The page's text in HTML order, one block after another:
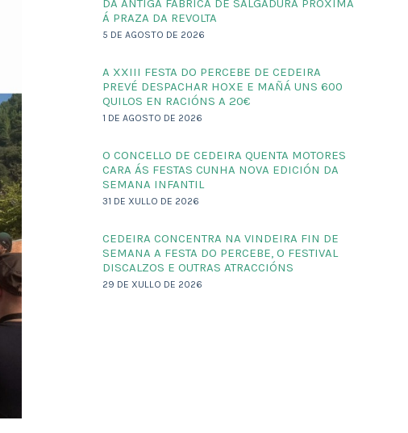
DA ANTIGA FÁBRICA DE SALGADURA PRÓXIMA
Á PRAZA DA REVOLTA
5 DE AGOSTO DE 2026
A XXIII FESTA DO PERCEBE DE CEDEIRA
PREVÉ DESPACHAR HOXE E MAÑÁ UNS 600
QUILOS EN RACIÓNS A 20€
1 DE AGOSTO DE 2026
O CONCELLO DE CEDEIRA QUENTA MOTORES
CARA ÁS FESTAS CUNHA NOVA EDICIÓN DA
SEMANA INFANTIL
31 DE XULLO DE 2026
CEDEIRA CONCENTRA NA VINDEIRA FIN DE
SEMANA A FESTA DO PERCEBE, O FESTIVAL
DISCALZOS E OUTRAS ATRACCIÓNS
29 DE XULLO DE 2026